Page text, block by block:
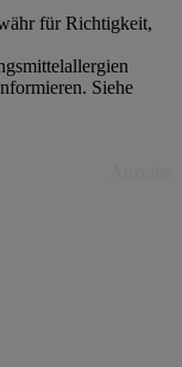
für Richtigkeit,
Siehe